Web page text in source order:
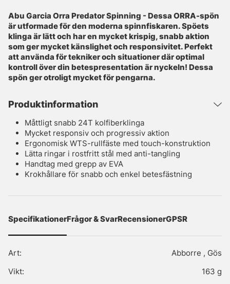
Abu Garcia Orra Predator Spinning - Dessa ORRA-spön
är utformade för den moderna spinnfiskaren. Spöets
klinga är lätt och har en mycket krispig, snabb aktion
som ger mycket känslighet och responsivitet. Perfekt
att använda för tekniker och situationer där optimal
kontroll över din betespresentation är nyckeln! Dessa
spön ger otroligt mycket för pengarna.
Produktinformation
Måttligt snabb 24T kolfiberklinga
Mycket responsiv och progressiv aktion
Ergonomisk WTS-rullfäste med touch-konstruktion
Lätta ringar i rostfritt stål med anti-tangling
Handtag med grepp av EVA
Krokhållare för snabb och enkel betesfästning
SpecifikationerFrågor & SvarRecensionerGPSR
Art:
Abborre , Gös
Vikt:
163 g